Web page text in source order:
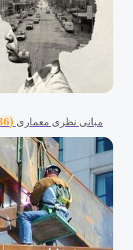
مبانی نظری معماری (136)